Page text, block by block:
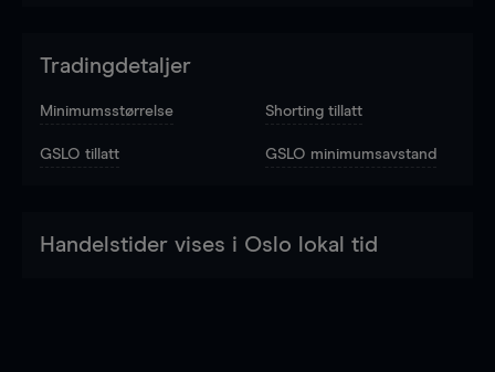
Tradingdetaljer
Minimumsstørrelse Shorting tillatt
GSLO tillatt GSLO minimumsavstand
Handelstider vises i Oslo lokal tid